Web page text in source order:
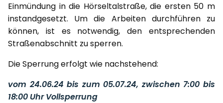
Einmündung in die Hörseltalstraße, die ersten 50 m
instandgesetzt. Um die Arbeiten durchführen zu
können, ist es notwendig, den entsprechenden
Straßenabschnitt zu sperren.
Die Sperrung erfolgt wie nachstehend:
vom 24.06.24 bis zum 05.07.24, zwischen 7:00 bis
18:00 Uhr Vollsperrung